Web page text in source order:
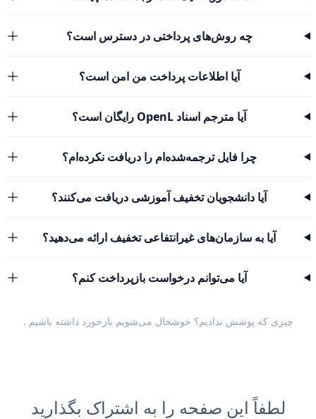
چه روش‌های پرداختی در دسترس است؟
آیا اطلاعات پرداخت من امن است؟
آیا مترجم اسناد OpenL رایگان است؟
چرا فایل ترجمه‌شده‌ام را دریافت نکرده‌ام؟
آیا دانشجویان تخفیف آموزشی دریافت می‌کنند؟
آیا به سازمان‌های غیرانتفاعی تخفیف ارائه می‌دهید؟
آیا می‌توانم درخواست بازپرداخت کنم؟
چیزی که پوشش ندادیم؟ خوشحال می‌شویم بازخورد داشته باشیم .
لطفاً این صفحه را به اشتراک بگذارید